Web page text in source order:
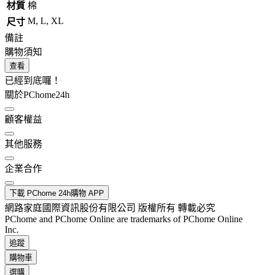
材質 棉
尺寸 M, L, XL
備註
購物須知
查看
已經到底囉！
關於PChome24h
顧客權益
其他服務
企業合作
下載 PChome 24h購物 APP
網路家庭國際資訊股份有限公司 版權所有 轉載必究
PChome and PChome Online are trademarks of PChome Online
Inc.
追蹤
購物車
選購